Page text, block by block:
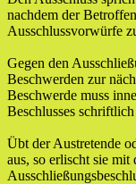
nachdem der
Ausschlussvorwürfe
Gegen den
Beschwerden zur
Beschwerde muss
Beschlusses
Übt der Austretende
aus, so erlischt sie